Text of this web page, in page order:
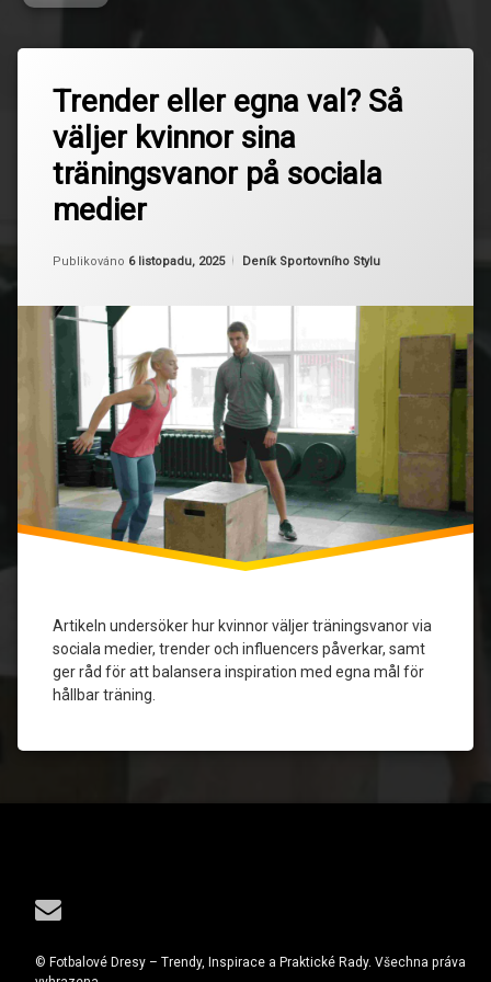
Trender eller egna val? Så
väljer kvinnor sina
träningsvanor på sociala
medier
Publikováno 6 listopadu, 2025
Aktualizováno 6 listopadu, 2025
Od Ruby
Kategorie:
Deník Sportovního Stylu
Artikeln undersöker hur kvinnor väljer träningsvanor via
sociala medier, trender och influencers påverkar, samt
ger råd för att balansera inspiration med egna mål för
hållbar träning.
egen
träning
FOMO
gemenskap
hållbar
influencers
Inspiration
kvinnor
motivation
personlig
anpassning
tränings­
trender
komentář
na
Trender
eller
egna
val?
Så
sina
på
sociala
E-mail
© Fotbalové Dresy – Trendy, Inspirace a Praktické Rady. Všechna práva